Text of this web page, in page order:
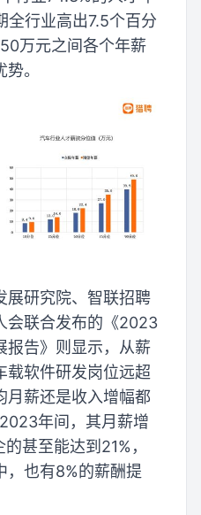
全行业高出7.5个百分
万元之间各个年薪
。
展研究院、智联招聘
会联合发布的《2023
报告》则显示，从薪
载软件研发岗位远超
月薪还是收入增幅都
年间，其月薪增
甚至能达到21%，
，也有8%的薪酬提